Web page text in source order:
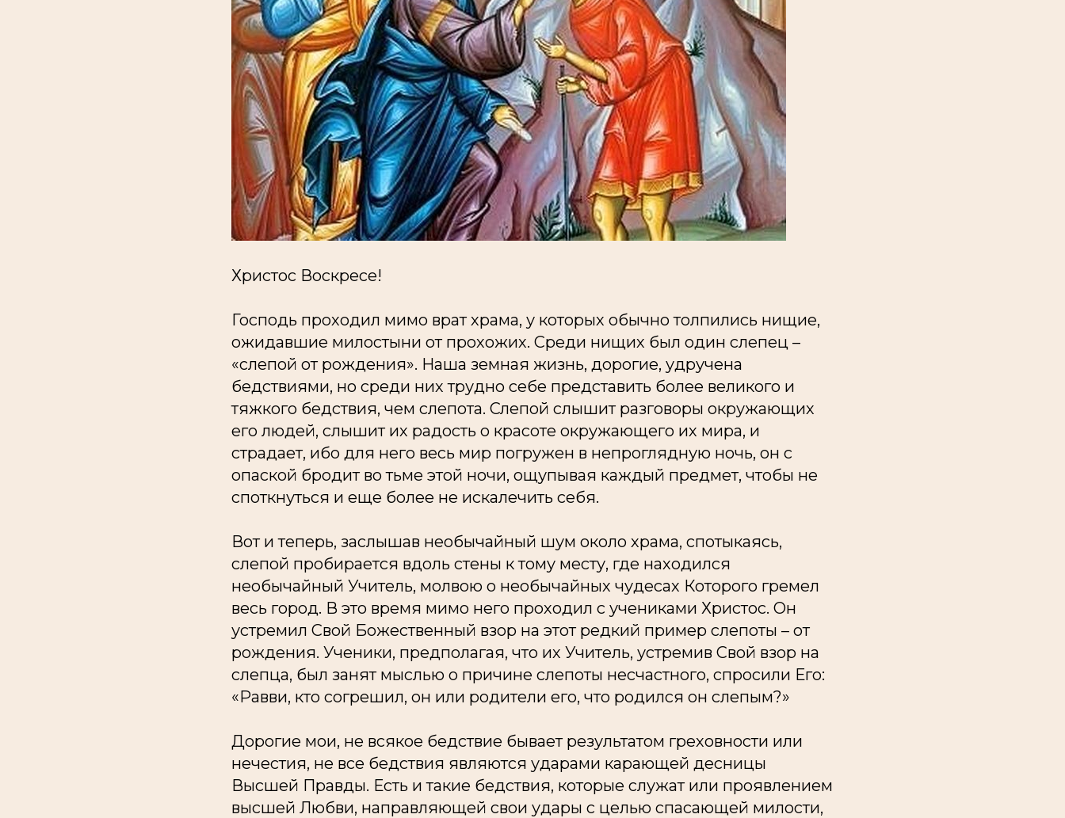
Христос Воскресе!
Господь проходил мимо врат храма, у которых обычно толпились нищие,
ожидавшие милостыни от прохожих. Среди нищих был один слепец –
«слепой от рождения». Наша земная жизнь, дорогие, удручена
бедствиями, но среди них трудно себе представить более великого и
тяжкого бедствия, чем слепота. Слепой слышит разговоры окружающих
его людей, слышит их радость о красоте окружающего их мира, и
страдает, ибо для него весь мир погружен в непроглядную ночь, он с
опаской бродит во тьме этой ночи, ощупывая каждый предмет, чтобы не
споткнуться и еще более не искалечить себя.
Вот и теперь, заслышав необычайный шум около храма, спотыкаясь,
слепой пробирается вдоль стены к тому месту, где находился
необычайный Учитель, молвою о необычайных чудесах Которого гремел
весь город. В это время мимо него проходил с учениками Христос. Он
устремил Свой Божественный взор на этот редкий пример слепоты – от
рождения. Ученики, предполагая, что их Учитель, устремив Свой взор на
слепца, был занят мыслью о причине слепоты несчастного, спросили Его:
«Равви, кто согрешил, он или родители его, что родился он слепым?»
Дорогие мои, не всякое бедствие бывает результатом греховности или
нечестия, не все бедствия являются ударами карающей десницы
Высшей Правды. Есть и такие бедствия, которые служат или проявлением
высшей Любви, направляющей свои удары с целью спасающей милости,